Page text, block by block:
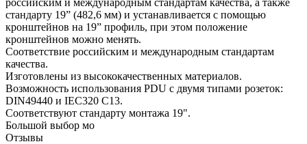
стандарту 19” (482,6 мм) и устанавливается с помощью
кронштейнов на 19” профиль, при этом положение
кронштейнов можно менять.
Соответствие российским и международным стандартам
качества.
Изготовлены из высококачественных материалов.
Возможность использования PDU с двумя типами розеток:
DIN49440 и IEC320 С13.
Соответствуют стандарту монтажа 19".
Большой выбор мо
Отзывы